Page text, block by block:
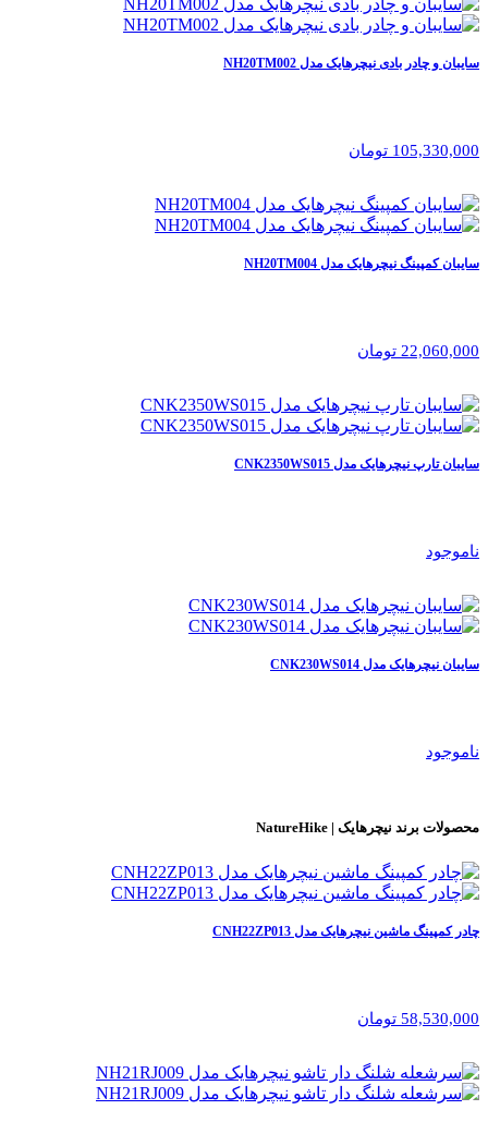
سایبان و چادر بادی نیچرهایک مدل NH20TM002
105,330,000 تومان
سایبان کمپینگ نیچرهایک مدل NH20TM004
22,060,000 تومان
سایبان تارپ نیچرهایک مدل CNK2350WS015
ناموجود
سایبان نیچرهایک مدل CNK230WS014
ناموجود
محصولات برند نیچرهایک | NatureHike
چادر کمپینگ ماشین نیچرهایک مدل CNH22ZP013
58,530,000 تومان